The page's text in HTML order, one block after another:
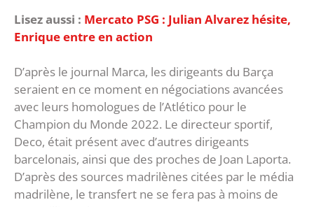
Lisez aussi : Mercato PSG : Julian Alvarez hésite,
Enrique entre en action
D’après le journal Marca, les dirigeants du Barça
seraient en ce moment en négociations avancées
avec leurs homologues de l’Atlético pour le
Champion du Monde 2022. Le directeur sportif,
Deco, était présent avec d’autres dirigeants
barcelonais, ainsi que des proches de Joan Laporta.
D’après des sources madrilènes citées par le média
madrilène, le transfert ne se fera pas à moins de